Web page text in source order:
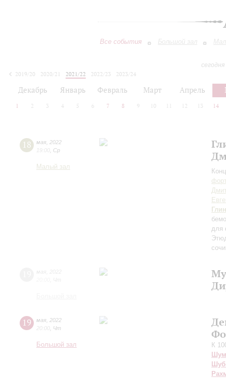
Все события Большой зал
2019/20
2020/21 2021/22 2022/23
2023/24
Декабрь Январь Февраль Март Апрель
1 2 3 4 5 6 7 8 9 10 12 13 14
18 мая 2022
19:00 Ср
Малый зал
для
19 мая 2022
20:00 Чт
Большой зал
К